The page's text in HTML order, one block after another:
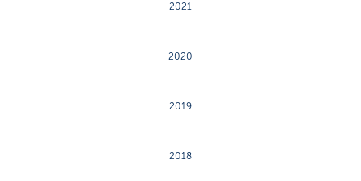
2021
2020
2019
2018